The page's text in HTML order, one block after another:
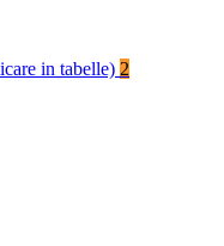
in tabelle) 2